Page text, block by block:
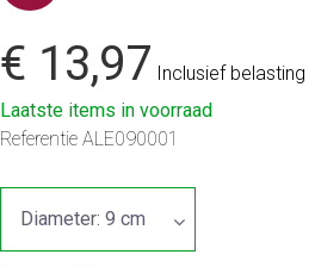
€ 13,97 Inclusief belasting
Laatste items in voorraad
Referentie ALE090001